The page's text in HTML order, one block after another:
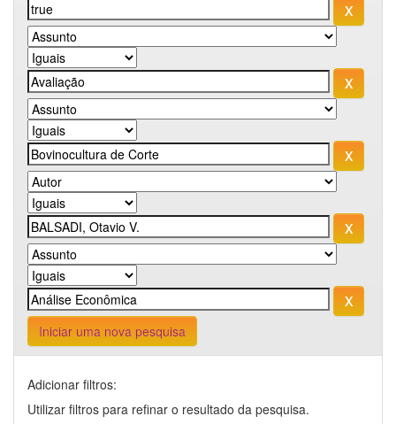
Iniciar uma nova pesquisa
Adicionar filtros:
Utilizar filtros para refinar o resultado da pesquisa.